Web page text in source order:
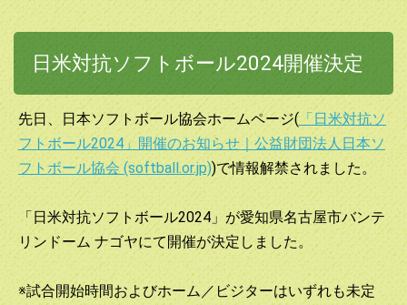
日米対抗ソフトボール2024開催決定
先日、日本ソフトボール協会ホームページ(「日米対抗ソ
フトボール2024」開催のお知らせ｜公益財団法人日本ソ
フトボール協会 (softball.or.jp))で情報解禁されました。
「日米対抗ソフトボール2024」が愛知県名古屋市バンテ
リンドーム ナゴヤにて開催が決定しました。
※試合開始時間およびホーム／ビジターはいずれも未定